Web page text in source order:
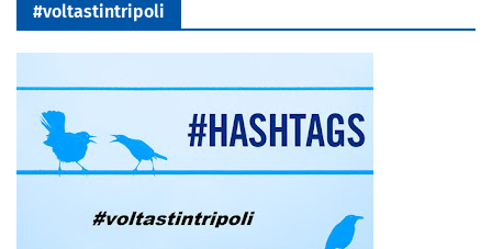
#voltastintripoli